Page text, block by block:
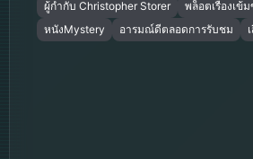
ผู้กำกับ Christopher Storer พล็อตเรื่องเข้
หนังMystery
อารมณ์ดีตลอดการรับชม